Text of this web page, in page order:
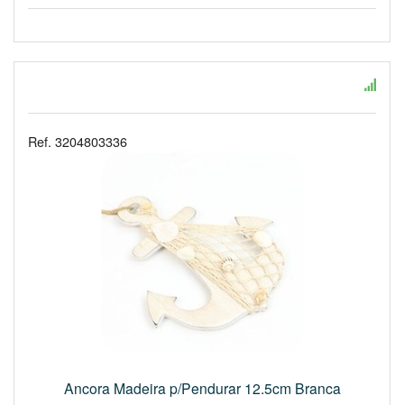
Ref. 3204803336
Ancora Madeira p/Pendurar 12.5cm Branca